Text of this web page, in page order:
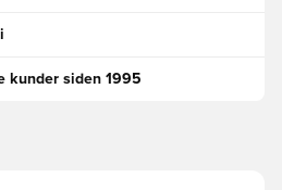
kunder siden 1995